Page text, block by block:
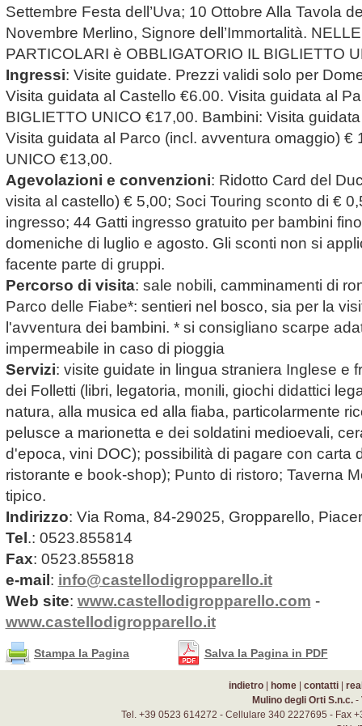
Settembre Festa dell’Uva; 10 Ottobre Alla Tavola
Novembre Merlino, Signore dell’Immortalità.
PARTICOLARI è OBBLIGATORIO IL BIGLIETTO
Ingressi: Visite guidate. Prezzi validi solo per
Visita guidata al Castello €6.00. Visita guidata al
BIGLIETTO UNICO €17,00. Bambini: Visita
Visita guidata al Parco (incl. avventura omaggio) €
UNICO €13,00.
Agevolazioni e convenzioni: Ridotto Card del
visita al castello) € 5,00; Soci Touring sconto di €
ingresso; 44 Gatti ingresso gratuito per bambini
domeniche di luglio e agosto. Gli sconti non si
facente parte di gruppi.
Percorso di visita: sale nobili, camminamenti di
Parco delle Fiabe*: sentieri nel bosco, sia per la
l'avventura dei bambini. * si consigliano scarpe
impermeabile in caso di pioggia
Servizi: visite guidate in lingua straniera Inglese e
dei Folletti (libri, legatoria, monili, giochi didattici
natura, alla musica ed alla fiaba, particolarmente
pelusce a marionetta e dei soldatini medioevali,
d'epoca, vini DOC); possibilità di pagare con carta
ristorante e book-shop); Punto di ristoro; Taverna
tipico.
Indirizzo: Via Roma, 84-29025, Gropparello,
Tel.: 0523.855814
Fax: 0523.855818
e-mail: info@castellodigropparello.it
Web site: www.castellodigropparello.com -
www.castellodigropparello.it
Stampa la Pagina Salva la Pagina in PDF
indietro| home| contatti|
Mulino degli Orti S.n.c. -
Tel. +39 0523 614272 - Cellulare 340 2227695 - Fax